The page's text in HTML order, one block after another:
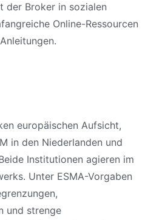
der Broker in sozialen
Online-Ressourcen
europäischen Aufsicht,
in den Niederlanden und
Institutionen agieren im
Unter ESMA-Vorgaben
und strenge